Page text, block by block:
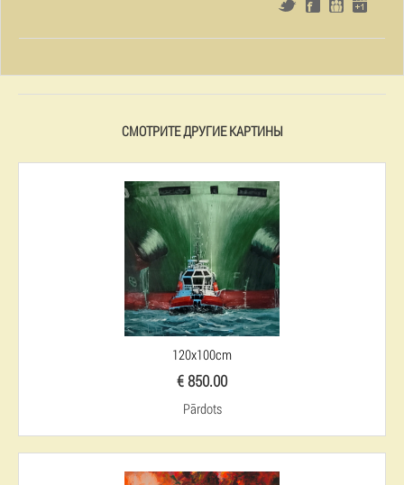
СМОТРИТЕ ДРУГИЕ КАРТИНЫ
120x100cm
€ 850.00
Pārdots